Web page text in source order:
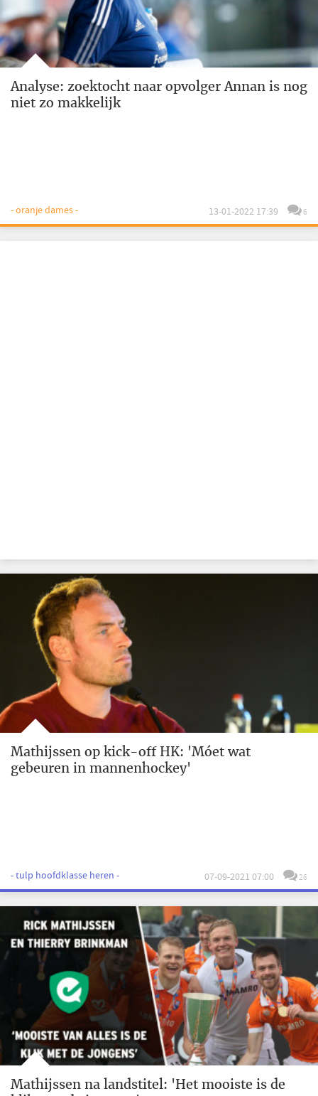
Analyse: zoektocht naar opvolger Annan is nog
niet zo makkelijk
- oranje dames - 13-01-2022 17:39 6
Mathijssen op kick-off HK: 'Móet wat
gebeuren in mannenhockey'
- tulp hoofdklasse heren - 07-09-2021 07:00 26
Mathijssen na landstitel: 'Het mooiste is de